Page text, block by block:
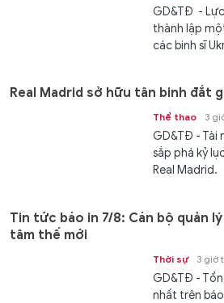
GD&TĐ -
thành lập
các binh sĩ
Real Madrid sở hữu tân binh đắt
Thể thao 3
GD&TĐ - Tài
sắp phá kỷ
Real Madrid.
Tin tức báo in 7/8: Cán bộ quản
tâm thế mới
Thời sự 3 giờ
GD&TĐ -
nhất trên